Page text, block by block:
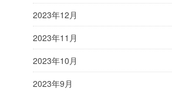
2023年12月
2023年11月
2023年10月
2023年9月